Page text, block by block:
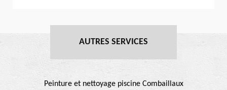
AUTRES SERVICES
Peinture et nettoyage piscine Combaillaux